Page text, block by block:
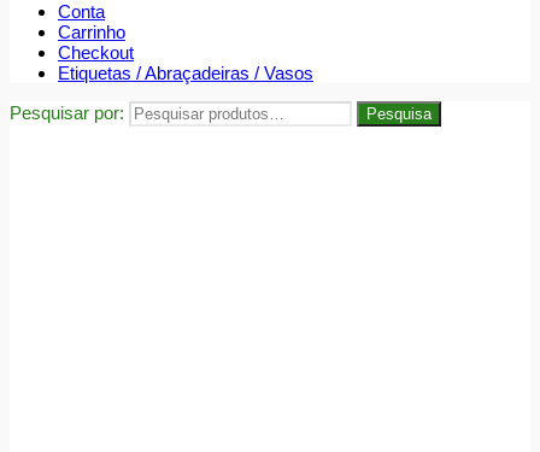
Conta
Carrinho
Checkout
Etiquetas / Abraçadeiras / Vasos
Pesquisar por:
Pesquisa